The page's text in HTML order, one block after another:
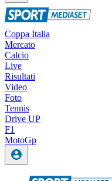
Coppa Italia
Mercato
Calcio
Live
Risultati
Video
Foto
Tennis
Drive UP
F1
MotoGp